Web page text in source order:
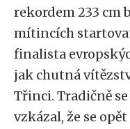
rekordem 233 cm
mítincích
finalista
jak chutná
Třinci. Tradičně
vzkázal, že se